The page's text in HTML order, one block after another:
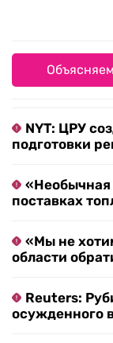
NYT: ЦРУ
подготовки
поставках
«Мы не
области
Reuters:
осужденного